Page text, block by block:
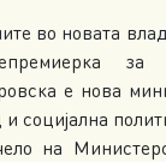
во новата
за
е нова
и социјална
на